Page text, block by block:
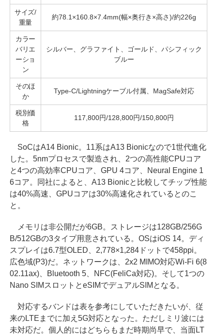
サイズ/
重量
約78.1×160.8×7.4mm(幅×奥行き×高さ)/約226g
カラー
バリエ
ーショ
ン
シルバー、グラファイト、ゴールド、パシフィック
ブルー
そのほ
か
Type-C/Lightningケーブル付属、MagSafe対応
税別価
格
117,800円/128,800円/150,800円
SoCはA14 Bionic。11系はA13 Bionicなので1世代進化
した。5nmプロセスで製造され、2つの高性能CPUコア
と4つの高効率CPUコア、GPU 4コア、Neural Engine 1
6コア。同社によると、A13 Bionicと比較してチップ性能
は40%高速、GPUコアは30%高速化されているとのこ
と。
メモリは非公開だが6GB。ストレージは128GB/256G
B/512GBの3タイプ用意されている。OSはiOS 14。ディ
スプレイは6.7型OLED、2,778×1,284ドットで458ppi。
広色域(P3)だ。ネットワークは、2x2 MIMO対応Wi-Fi 6(8
02.11ax)、Bluetooth 5、NFC(FeliCa対応)。そして1つの
Nano SIMスロットとeSIMでデュアルSIMとなる。
対応するバンドは表を参考にしていただきたいが、従
来のLTEまでに加え5G対応となった。ただしミリ波には
未対応だ。個人的にはどちらもまだ時期尚早で、当面LT